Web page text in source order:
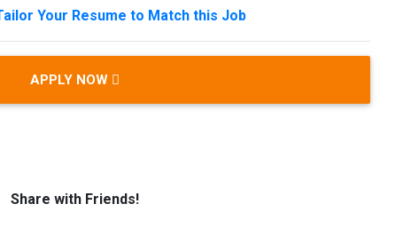
Your Resume to Match this Job
APPLY NOW
Share with Friends!